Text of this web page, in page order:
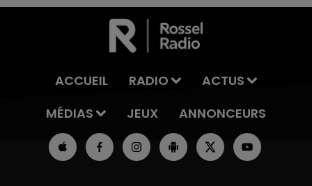
ACCUEIL RADIO
ACTUS
MÉDIAS
JEUX ANNONCEURS